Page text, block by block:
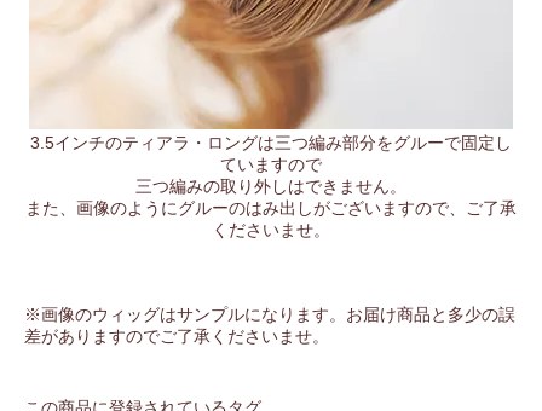
3.5インチのティアラ・ロングは三つ編み部分をグルーで固定し
ていますので
三つ編みの取り外しはできません。
また、画像のようにグルーのはみ出しがございますので、ご了承
くださいませ。
※画像のウィッグはサンプルになります。お届け商品と多少の誤
差がありますのでご了承くださいませ。